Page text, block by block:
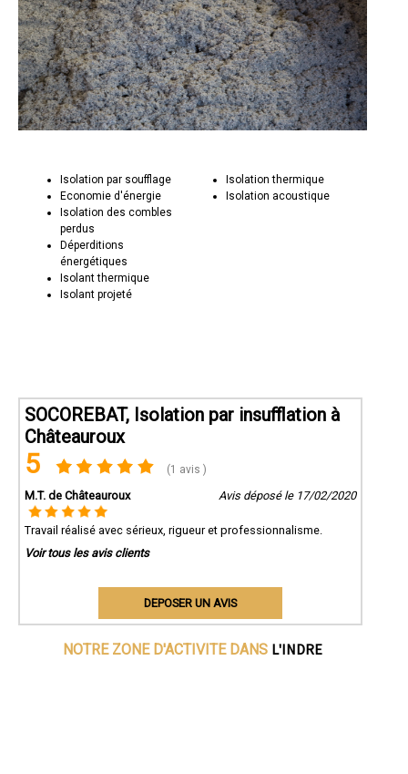
Isolation par soufflage
Economie d'énergie
Isolation des combles
perdus
Déperditions
énergétiques
Isolant thermique
Isolant projeté
Isolation thermique
Isolation acoustique
SOCOREBAT, Isolation par insufflation à
Châteauroux
5 (1 avis )
M.T. de Châteauroux Avis déposé le 17/02/2020
Travail réalisé avec sérieux, rigueur et professionnalisme.
Voir tous les avis clients
DEPOSER UN AVIS
NOTRE ZONE D'ACTIVITE DANS L'INDRE